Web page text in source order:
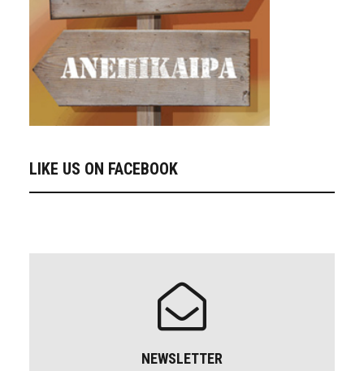
LIKE US ON FACEBOOK
NEWSLETTER